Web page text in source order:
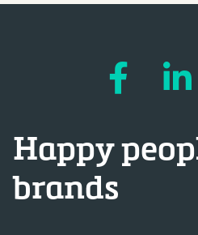
Happy
brands